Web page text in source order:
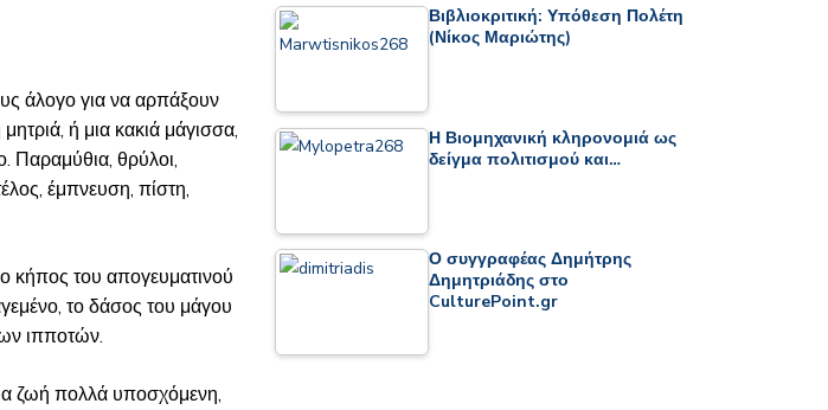
άλογο για να αρπάξουν
ή μια κακιά μάγισσα,
Παραμύθια, θρύλοι,
έμπνευση, πίστη,
κήπος του απογευματινού
το δάσος του μάγου
ιπποτών.
ζωή πολλά υποσχόμενη,
Βιβλιοκριτική: Υπόθεση Πολέτη
(Νίκος Μαριώτης)
Η Βιομηχανική κληρονομιά ως
δείγμα πολιτισμού και…
Ο συγγραφέας Δημήτρης
Δημητριάδης στο
CulturePoint.gr